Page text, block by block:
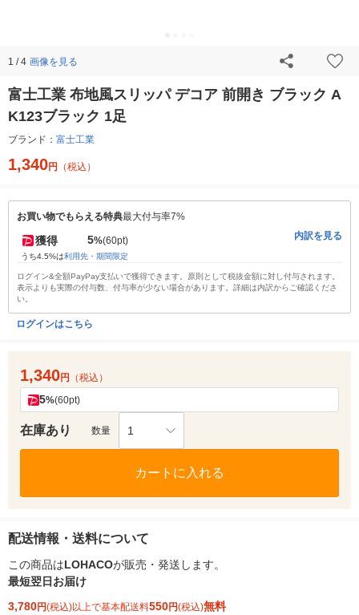
1 / 4 画像を見る
富士工業 布地風スリッパ デコア 前開き ブラック A
K123ブラック 1足
ブランド： 富士工業
1,340円 （税込）
お買い物でもらえる特典最大付与率7%
獲得 5%(60pt)
うち4.5%は利用先・期間限定
内訳を見る
ログイン&全額PayPay支払いで獲得できます。原則として税抜金額に対し付与されます。
表示よりも実際の付与数、付与率が少ない場合があります。詳細は内訳からご確認くださ
い。
ログインはこちら
1,340円 （税込）
5%(60pt)
在庫あり 数量 1
カートに入れる
配送情報・送料について
この商品はLOHACOが販売・発送します。
最短翌日お届け
3,780円(税込)以上で基本配送料550円(税込)無料